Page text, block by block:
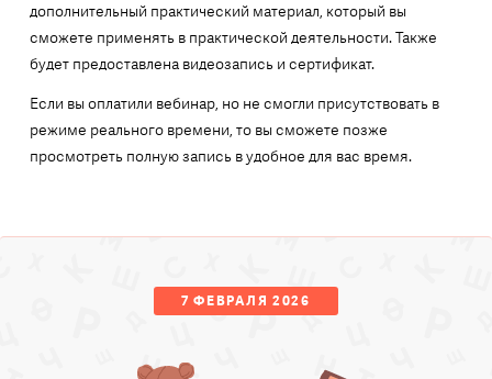
дополнительный практический материал, который вы
сможете применять в практической деятельности. Также
будет предоставлена видеозапись и сертификат.
Если вы оплатили вебинар, но не смогли присутствовать в
режиме реального времени, то вы сможете позже
просмотреть полную запись в удобное для вас время.
7 ФЕВРАЛЯ 2026